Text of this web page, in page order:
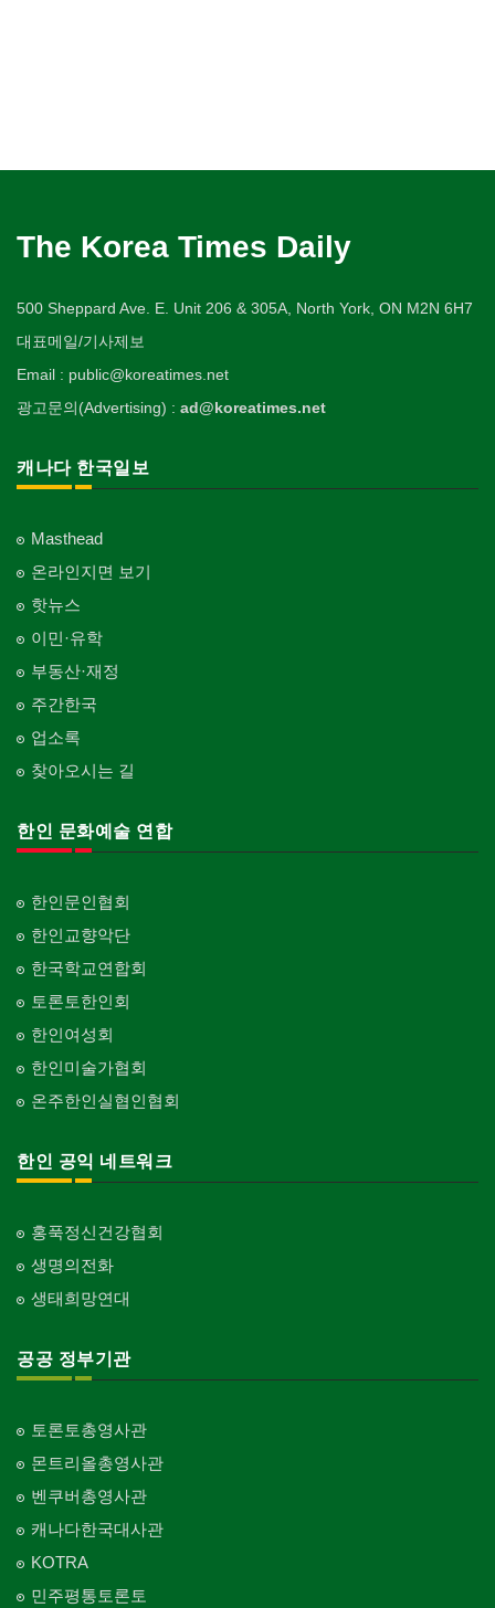
The Korea Times Daily
500 Sheppard Ave. E. Unit 206 & 305A, North York, ON M2N 6H7
대표메일/기사제보
Email : public@koreatimes.net
광고문의(Advertising) : ad@koreatimes.net
캐나다 한국일보
Masthead
온라인지면 보기
핫뉴스
이민·유학
부동산·재정
주간한국
업소록
찾아오시는 길
한인 문화예술 연합
한인문인협회
한인교향악단
한국학교연합회
토론토한인회
한인여성회
한인미술가협회
온주한인실협인협회
한인 공익 네트워크
홍푹정신건강협회
생명의전화
생태희망연대
공공 정부기관
토론토총영사관
몬트리올총영사관
벤쿠버총영사관
캐나다한국대사관
KOTRA
민주평통토론토